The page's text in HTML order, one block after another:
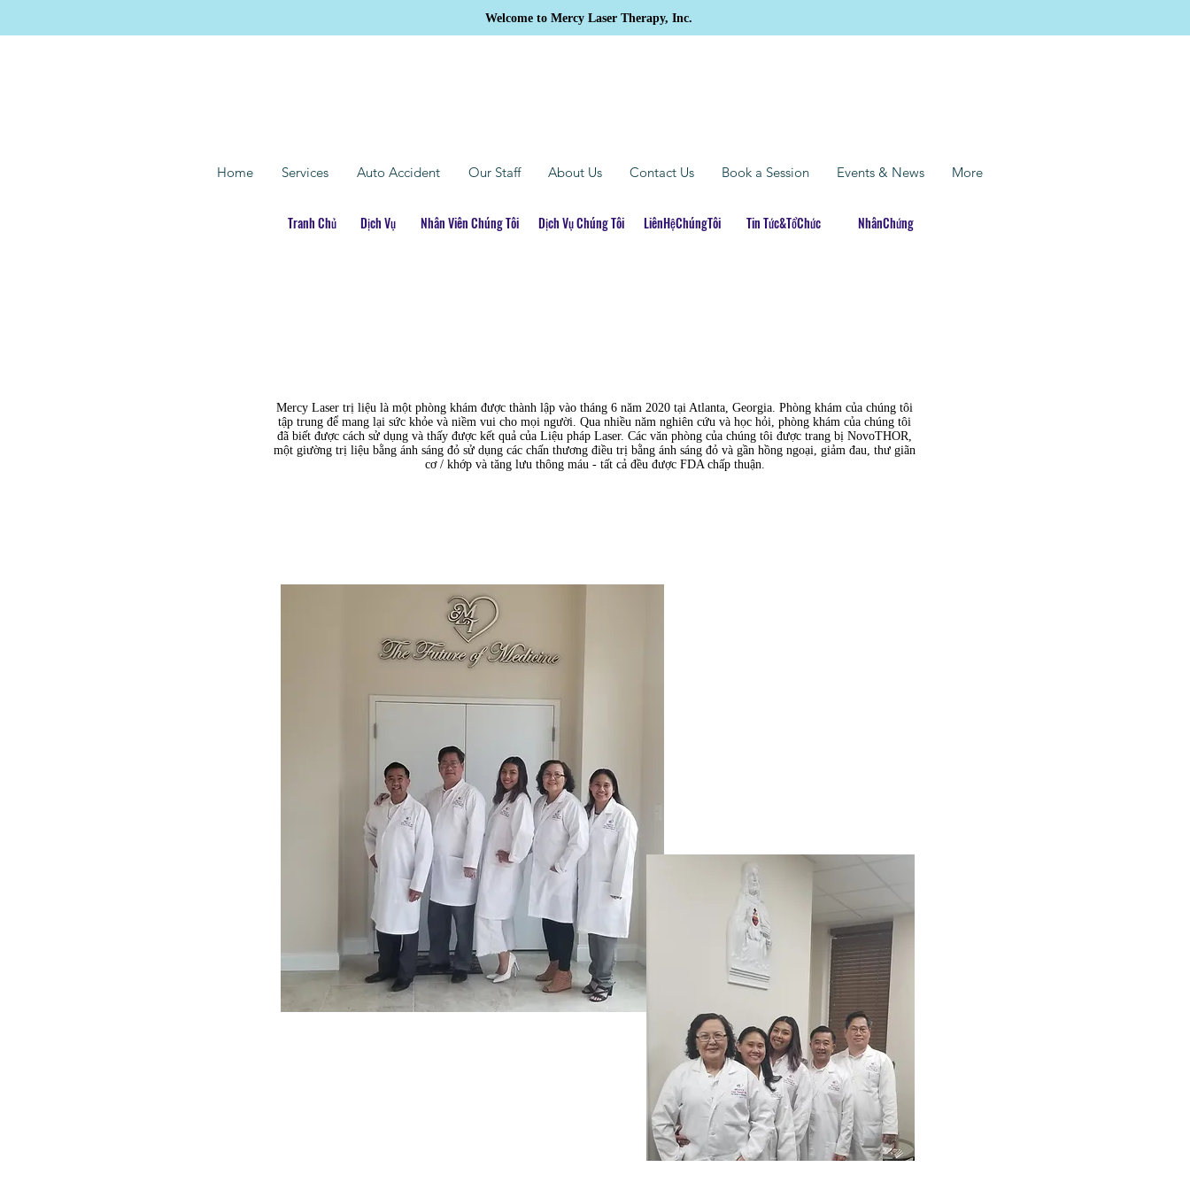
Welcome to Mercy Laser Therapy, Inc.
Home Services Auto Accident Our Staff About Us Contact Us Book a Session Events & News More
Tranh Chủ Dịch Vụ Nhân Viên Chúng Tôi Dịch Vụ Chúng Tôi LiênHệChúngTôi Tin Tức&TổChức NhânChứng
Mercy Laser trị liệu là một phòng khám được thành lập vào tháng 6 năm 2020 tại Atlanta, Georgia. Phòng khám của chúng tôi
tập trung để mang lại sức khỏe và niềm vui cho mọi người. Qua nhiều năm nghiên cứu và học hỏi, phòng khám của chúng tôi
đã biết được cách sử dụng và thấy được kết quả của Liệu pháp Laser. Các văn phòng của chúng tôi được trang bị NovoTHOR,
một giường trị liệu bằng ánh sáng đỏ sử dụng các chấn thương điều trị bằng ánh sáng đỏ và gần hồng ngoại, giảm đau, thư giãn
cơ / khớp và tăng lưu thông máu - tất cả đều được FDA chấp thuận.